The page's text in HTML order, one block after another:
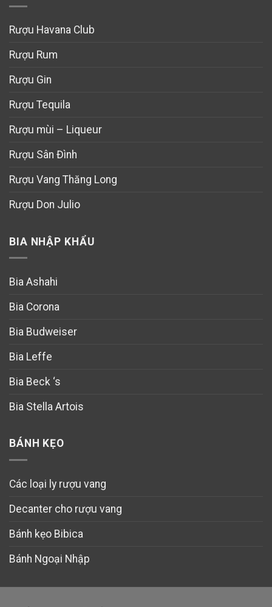
Rượu Havana Club
Rượu Rum
Rượu Gin
Rượu Tequila
Rượu mùi – Liqueur
Rượu Sân Đình
Rượu Vang Thăng Long
Rượu Don Julio
BIA NHẬP KHẨU
Bia Ashahi
Bia Corona
Bia Budweiser
Bia Leffe
Bia Beck ‘s
Bia Stella Artois
BÁNH KẸO
Các loại ly rượu vang
Decanter cho rượu vang
Bánh kẹo Bibica
Bánh Ngoại Nhập